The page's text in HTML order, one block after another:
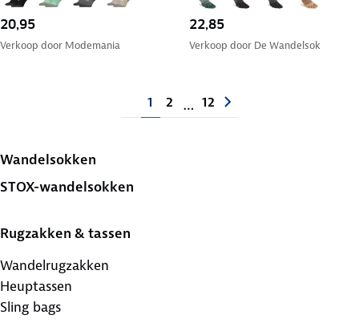
20,95
Verkoop door Modemania
22,85
Verkoop door De Wandelsok
1 2 … 12
Wandelsokken
STOX-wandelsokken
Rugzakken & tassen
Wandelrugzakken
Heuptassen
Sling bags